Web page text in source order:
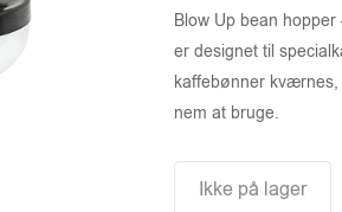
Blow Up bean
er designet til
kaffebønner kværnes,
nem at bruge.
Ikke på lager